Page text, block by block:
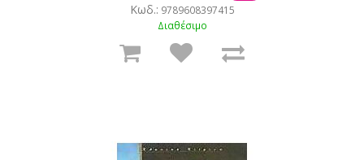
Κωδ.: 9789608397415
Διαθέσιμο